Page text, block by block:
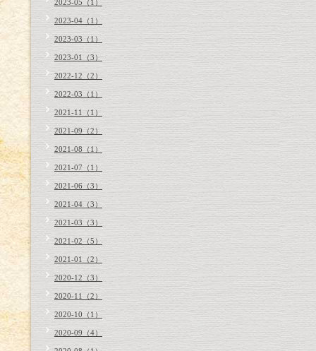
2023-05（1）
2023-04（1）
2023-03（1）
2023-01（3）
2022-12（2）
2022-03（1）
2021-11（1）
2021-09（2）
2021-08（1）
2021-07（1）
2021-06（3）
2021-04（3）
2021-03（3）
2021-02（5）
2021-01（2）
2020-12（3）
2020-11（2）
2020-10（1）
2020-09（4）